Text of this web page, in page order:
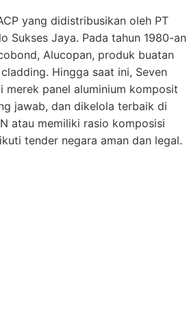
yang didistribusikan oleh PT
Sukses Jaya. Pada tahun 1980-an
Alucopan, produk buatan
Hingga saat ini, Seven
merek panel aluminium komposit
jawab, dan dikelola terbaik di
atau memiliki rasio komposisi
tender negara aman dan legal.